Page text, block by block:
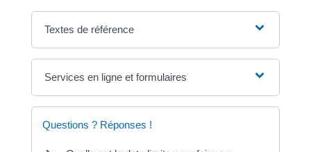
Textes de référence
Services en ligne et formulaires
Questions ? Réponses !